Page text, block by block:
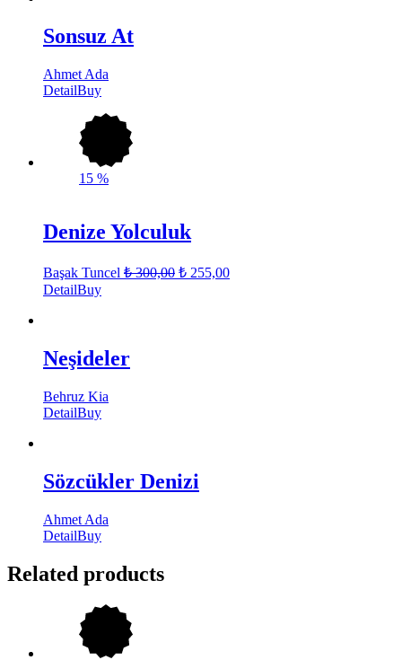
Sonsuz At
Ahmet Ada
DetailBuy
15 %
Denize Yolculuk
Başak Tuncel ₺300,00 ₺ 255,00
DetailBuy
Neşideler
Behruz Kia
DetailBuy
Sözcükler Denizi
Ahmet Ada
DetailBuy
Related products